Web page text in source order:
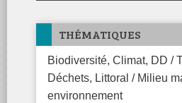
THÉMATIQUES
Biodiversité, Climat, DD / Transitions,
Déchets, Littoral / Milieu
environnement